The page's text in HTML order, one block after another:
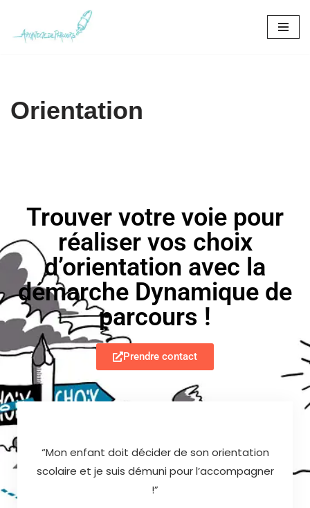
Aller
Orientation
Trouver votre voie pour
réaliser vos choix
d’orientation avec la
démarche Dynamique de
parcours !
Prendre contact
“Mon enfant doit décider de son orientation
scolaire et je suis démuni pour l’accompagner
!”